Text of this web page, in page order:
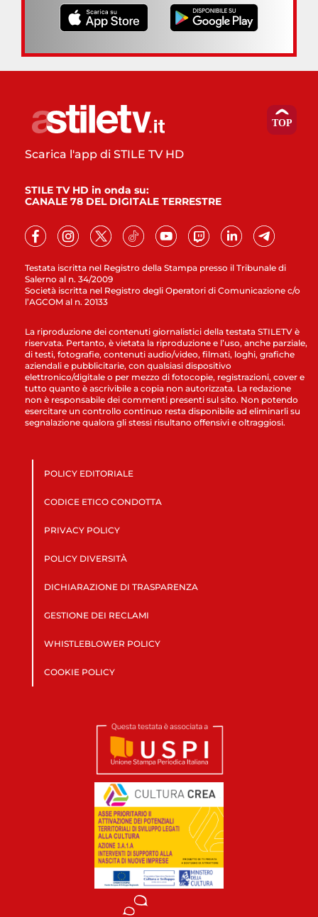
Testata iscritta nel Registro della Stampa presso il Tribunale di
Salerno al n. 34/2009
Società iscritta nel Registro degli Operatori di Comunicazione c/o
l’AGCOM al n. 20133
Scarica l'app di STILE TV HD
STILE TV HD in onda su:
CANALE 78 DEL DIGITALE TERRESTRE
La riproduzione dei contenuti giornalistici della testata STILETV è
riservata. Pertanto, è vietata la riproduzione e l’uso, anche parziale,
di testi, fotografie, contenuti audio/video, filmati, loghi, grafiche
aziendali e pubblicitarie, con qualsiasi dispositivo
elettronico/digitale o per mezzo di fotocopie, registrazioni, cover e
tutto quanto è ascrivibile a copia non autorizzata. La redazione
non è responsabile dei commenti presenti sul sito. Non potendo
esercitare un controllo continuo resta disponibile ad eliminarli su
segnalazione qualora gli stessi risultano offensivi e oltraggiosi.
POLICY EDITORIALE
CODICE ETICO CONDOTTA
PRIVACY POLICY
POLICY DIVERSITÀ
DICHIARAZIONE DI TRASPARENZA
GESTIONE DEI RECLAMI
WHISTLEBLOWER POLICY
COOKIE POLICY